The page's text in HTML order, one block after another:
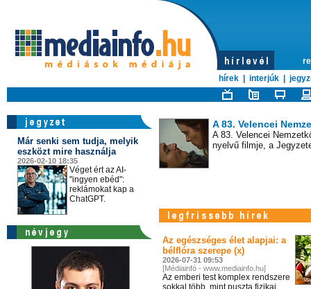
hírek
interjúk
Már senki sem tudja, melyik
eszközt mire használja
2026-02-10 18:35
Véget ért az AI-
"ingyen ebéd":
reklámokat kap a
ChatGPT.
Álláskeresés
A nyári hőségben
felesleges
A 83. Velencei
A 83. Velencei
nyelvű filmje, a
22. CineFest
A 22. CineFest
alkotásait.
Az egészséges élet alapjai: a
bélflóra szerepe (x)
2026-07-31 09:53
[Médiainfó - www.mediainfo.hu]
Az emberi test komplex rendszere
sokkal több, mint puszta fizikai